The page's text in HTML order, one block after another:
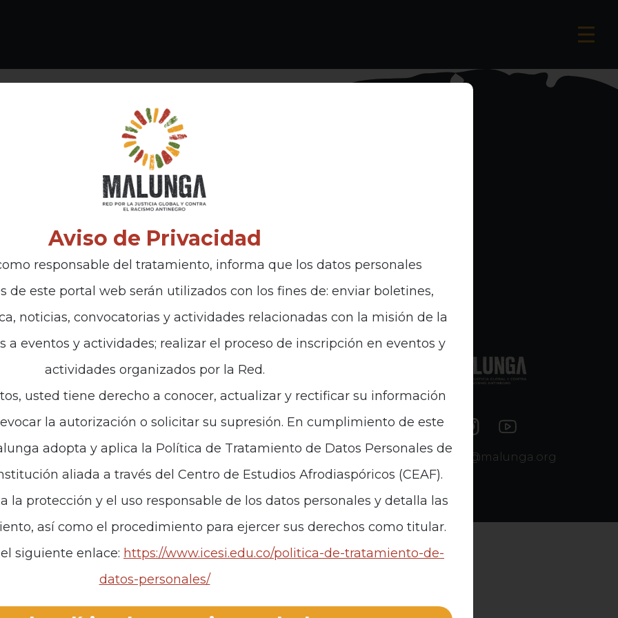
interés Políticas
Política de Tratamiento de Datos
contacto@malunga.org
Aviso de Privacidad
responsable del tratamiento, informa que los datos personales
de este portal web serán utilizados con los fines de: enviar boletines,
noticias, convocatorias y actividades relacionadas con la misión de la
a eventos y actividades; realizar el proceso de inscripción en eventos y
actividades organizados por la Red.
usted tiene derecho a conocer, actualizar y rectificar su información
la autorización o solicitar su supresión. En cumplimiento de este
adopta y aplica la Política de Tratamiento de Datos Personales de
aliada a través del Centro de Estudios Afrodiaspóricos (CEAF).
la protección y el uso responsable de los datos personales y detalla las
así como el procedimiento para ejercer sus derechos como titular.
siguiente enlace: https://www.icesi.edu.co/politica-de-tratamiento-de-
datos-personales/